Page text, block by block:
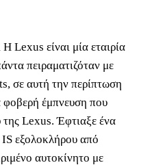
Lexus είναι μία εταιρία
πειραματιζόταν με
σε αυτή την περίπτωση
φοβερή έμπνευση που
Lexus. Έφτιαξε ένα
εξολοκλήρου από
αυτοκίνητο με